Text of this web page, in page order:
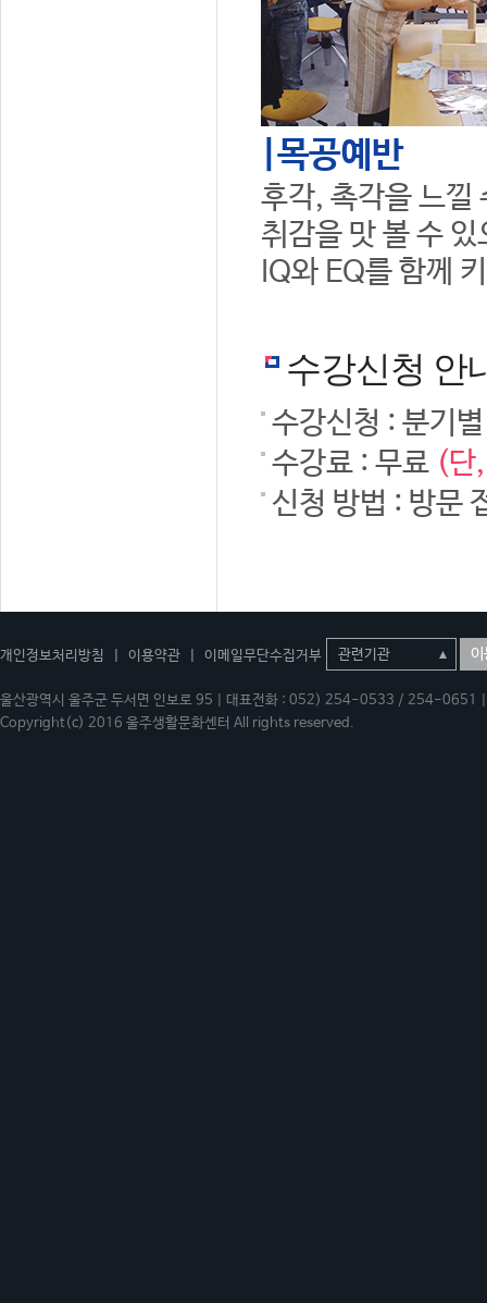
|목공예반
후각, 촉각을 느낄
취감을 맛 볼 수 있
IQ와 EQ를 함께
수강신청 안
수강신청 : 분기
수강료 : 무료 (단
신청 방법 : 방문
개인정보처리방침 이용약관 이메일무단수집거부 이
울산광역시 울주군 두서면 인보로 95 | 대표전화 : 052) 254-0533 / 254-
Copyright(c) 2016 울주생활문화센터 All rights reserved.